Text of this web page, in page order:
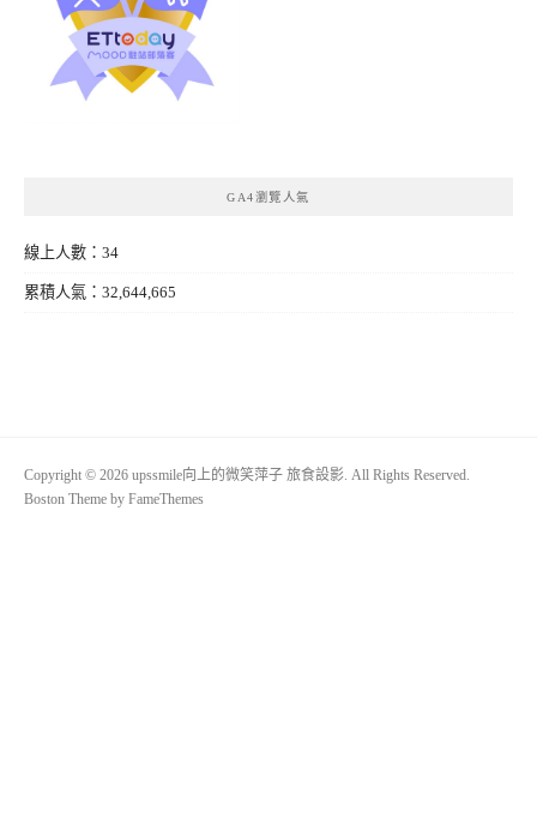
GA4瀏覽人氣
線上人數：34
累積人氣：32,644,665
Copyright © 2026 upssmile向上的微笑萍子 旅食設影. All Rights Reserved.
Boston Theme by FameThemes